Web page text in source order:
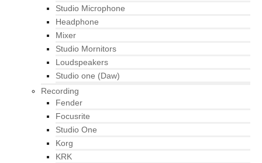
Studio Microphone
Headphone
Mixer
Studio Mornitors
Loudspeakers
Studio one (Daw)
Recording
Fender
Focusrite
Studio One
Korg
KRK